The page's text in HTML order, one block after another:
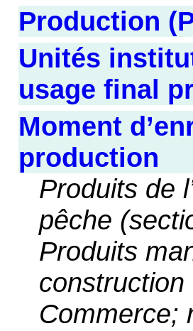
Production
Unités
usage final
Moment
production
Produits de
pêche
Produits
Commerce;